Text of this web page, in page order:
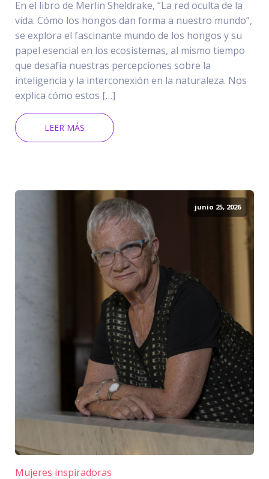
En el libro de Merlin Sheldrake, “La red oculta de la
vida. Cómo los hongos dan forma a nuestro mundo”,
se explora el fascinante mundo de los hongos y su
papel esencial en los ecosistemas, al mismo tiempo
que desafía nuestras percepciones sobre la
inteligencia y la interconexión en la naturaleza. Nos
explica cómo estos […]
LEER MÁS
junio 25, 2026
Mujeres inspiradoras